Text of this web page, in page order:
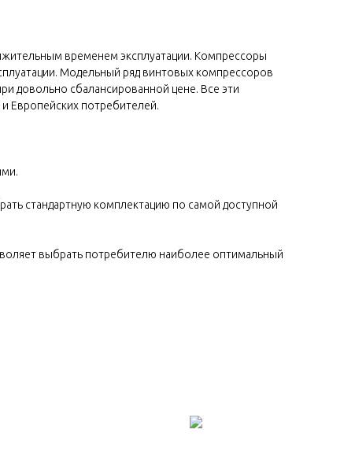
временем эксплуатации. Компрессоры
Модельный ряд винтовых компрессоров
довольно сбалансированной цене. Все эти
и Европейских потребителей.
стандартную комплектацию по самой доступной
выбрать потребителю наиболее оптимальный